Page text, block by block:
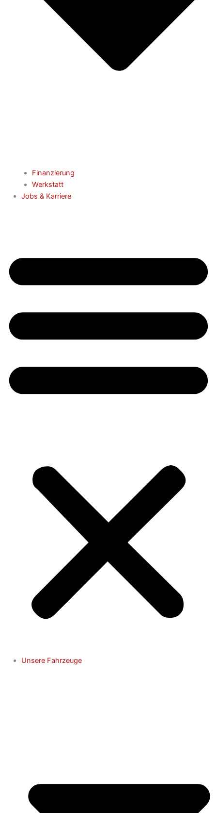
Finanzierung
Werkstatt
Jobs & Karriere
Unsere Fahrzeuge